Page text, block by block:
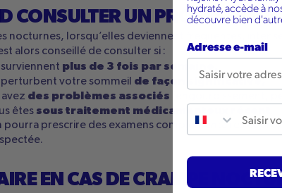
CONSULTER UN
nocturnes, lorsqu’elles deviennent fréquentes,
alors conseillé de consulter si :
plus de 3 fois par semaine,
perturbent votre sommeil de façon significative,
des problèmes associés
êtessous traitement médicamenteux récent
pourra prescrire des examens complémentaires et
EN CAS DE CRAMPE
hydraté, accède à
découvre bien
Adresse e-mail
Numéro de